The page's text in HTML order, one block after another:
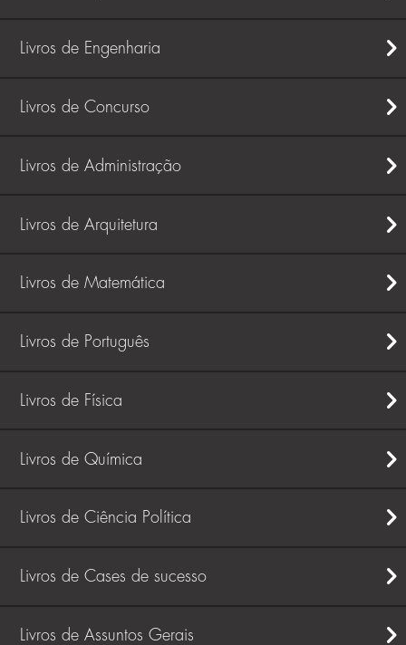
Livros de Engenharia
Livros de Concurso
Livros de Administração
Livros de Arquitetura
Livros de Matemática
Livros de Português
Livros de Física
Livros de Química
Livros de Ciência Política
Livros de Cases de sucesso
Livros de Assuntos Gerais